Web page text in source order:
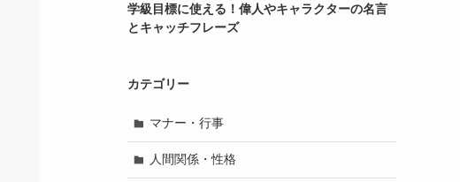
学級目標に使える！偉人やキャラクターの名言
とキャッチフレーズ
カテゴリー
マナー・行事
人間関係・性格